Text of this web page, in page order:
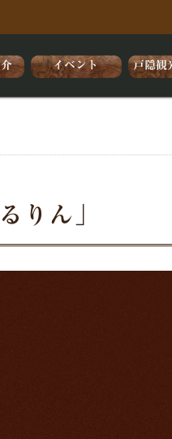
イベント 戸隠観
りん」